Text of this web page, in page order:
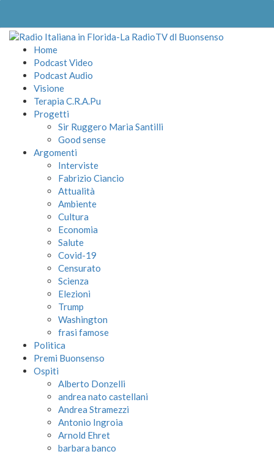
Home
Podcast Video
Podcast Audio
Visione
Terapia C.R.A.Pu
Progetti
Sir Ruggero Maria Santilli
Good sense
Argomenti
Interviste
Fabrizio Ciancio
Attualità
Ambiente
Cultura
Economia
Salute
Covid-19
Censurato
Scienza
Elezioni
Trump
Washington
frasi famose
Politica
Premi Buonsenso
Ospiti
Alberto Donzelli
andrea nato castellani
Andrea Stramezzi
Antonio Ingroia
Arnold Ehret
barbara banco